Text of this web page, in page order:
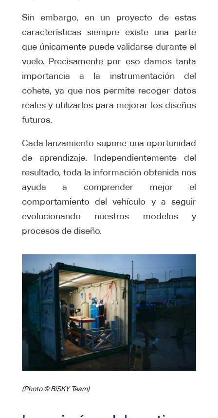
Sin embargo, en un proyecto de estas
características siempre existe una parte
que únicamente puede validarse durante el
vuelo. Precisamente por eso damos tanta
importancia a la instrumentación del
cohete, ya que nos permite recoger datos
reales y utilizarlos para mejorar los diseños
futuros.
Cada lanzamiento supone una oportunidad
de aprendizaje. Independientemente del
resultado, toda la información obtenida nos
ayuda a comprender mejor el
comportamiento del vehículo y a seguir
evolucionando nuestros modelos y
procesos de diseño.
(Photo © BiSKY Team)